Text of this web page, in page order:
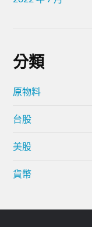
分類
原物料
台股
美股
貨幣